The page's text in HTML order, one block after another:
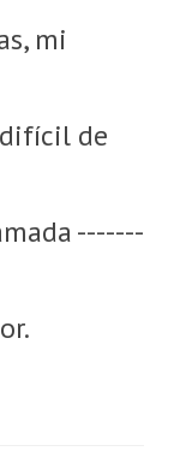
mi
de
-------